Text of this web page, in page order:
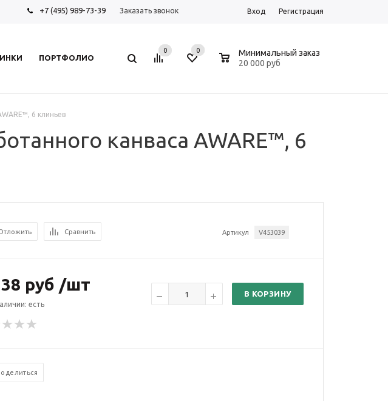
+7 (495) 989-73-39 Заказать звонок Вход Регистрация
ПОРТФОЛИО
0 0
Минимальный заказ
20 000 руб
6 клиньев
канваса AWARE™, 6
Артикул V453039
Сравнить
руб /шт
есть
В КОРЗИНУ